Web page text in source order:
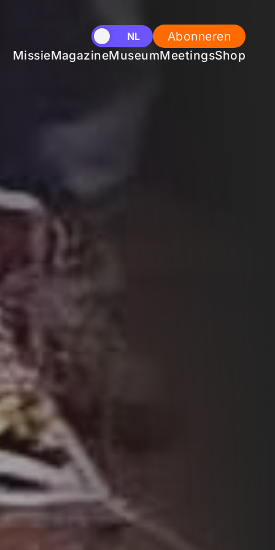
EN NL
Abonneren
MissieMagazineMuseumMeetingsShop